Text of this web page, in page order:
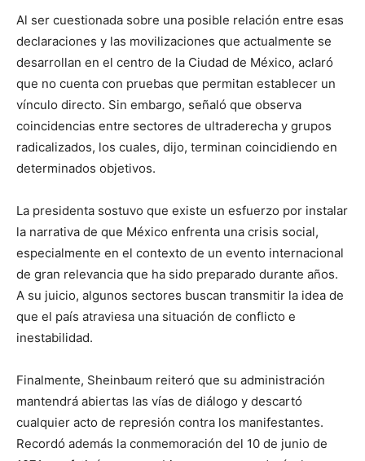
Al ser cuestionada sobre una posible relación entre esas
declaraciones y las movilizaciones que actualmente se
desarrollan en el centro de la Ciudad de México, aclaró
que no cuenta con pruebas que permitan establecer un
vínculo directo. Sin embargo, señaló que observa
coincidencias entre sectores de ultraderecha y grupos
radicalizados, los cuales, dijo, terminan coincidiendo en
determinados objetivos.
La presidenta sostuvo que existe un esfuerzo por instalar
la narrativa de que México enfrenta una crisis social,
especialmente en el contexto de un evento internacional
de gran relevancia que ha sido preparado durante años.
A su juicio, algunos sectores buscan transmitir la idea de
que el país atraviesa una situación de conflicto e
inestabilidad.
Finalmente, Sheinbaum reiteró que su administración
mantendrá abiertas las vías de diálogo y descartó
cualquier acto de represión contra los manifestantes.
Recordó además la conmemoración del 10 de junio de